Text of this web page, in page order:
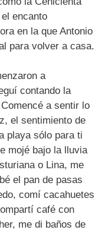
encanto
en la que Antonio
para volver a casa.
a
contando la
a sentir lo
el sentimiento de
playa sólo para ti
mojé bajo la lluvia
o Lina, me
el pan de pasas
comí cacahuetes
café con
me di baños de